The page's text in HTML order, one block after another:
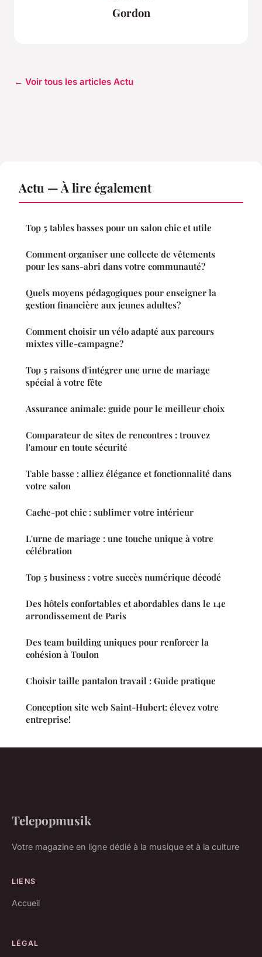
Gordon
← Voir tous les articles Actu
Actu — À lire également
Top 5 tables basses pour un salon chic et utile
Comment organiser une collecte de vêtements
pour les sans-abri dans votre communauté?
Quels moyens pédagogiques pour enseigner la
gestion financière aux jeunes adultes?
Comment choisir un vélo adapté aux parcours
mixtes ville-campagne?
Top 5 raisons d'intégrer une urne de mariage
spécial à votre fête
Assurance animale: guide pour le meilleur choix
Comparateur de sites de rencontres : trouvez
l'amour en toute sécurité
Table basse : alliez élégance et fonctionnalité dans
votre salon
Cache-pot chic : sublimer votre intérieur
L'urne de mariage : une touche unique à votre
célébration
Top 5 business : votre succès numérique décodé
Des hôtels confortables et abordables dans le 14e
arrondissement de Paris
Des team building uniques pour renforcer la
cohésion à Toulon
Choisir taille pantalon travail : Guide pratique
Conception site web Saint-Hubert: élevez votre
entreprise!
Telepopmusik
Votre magazine en ligne dédié à la musique et à la culture
LIENS
Accueil
LÉGAL